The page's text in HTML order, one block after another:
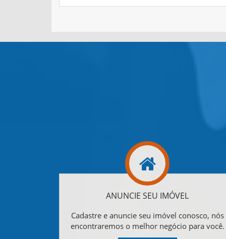
ANUNCIE SEU IMÓVEL
Cadastre e anuncie seu imóvel conosco, nós
encontraremos o melhor negócio para você.